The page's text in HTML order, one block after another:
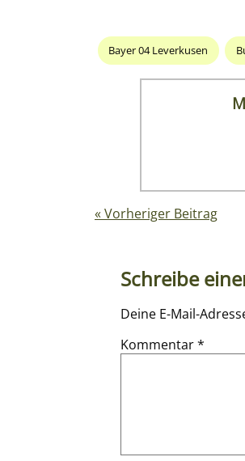
Bayer 04 Leverkusen
« Vorheriger Beitrag
Schreibe
Deine E-Mail-
Kommentar*